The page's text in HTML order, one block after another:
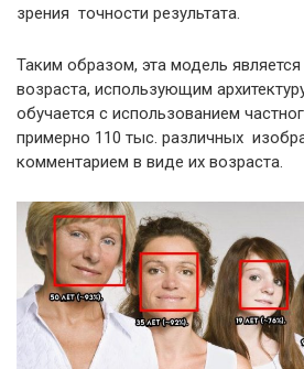
зрения точности результата.
Таким образом, эта модель
возраста, использующим
обучается с использованием
примерно 110 тыс. различных
комментарием в виде их возраста.